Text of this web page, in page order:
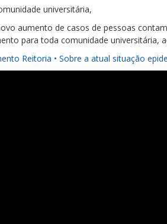
universitária,
aumento de casos de pessoas
para toda comunidade universitária,
Reitoria • Sobre a atual situação